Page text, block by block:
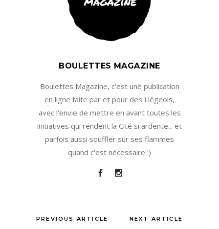
BOULETTES MAGAZINE
Boulettes Magazine, c'est une publication
en ligne faite par et pour des Liégeois,
avec l'envie de mettre en avant toutes les
initiatives qui rendent la Cité si ardente... et
parfois aussi souffler sur ses flammes
quand c'est nécessaire :)
PREVIOUS ARTICLE NEXT ARTICLE